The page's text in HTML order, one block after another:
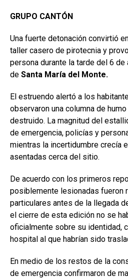
GRUPO CANTÓN
Una fuerte detonación convirtió
taller casero de pirotecnia y
persona durante la tarde del 6
de Santa María del Monte.
El estruendo alertó a los
observaron una columna de
destruido. La magnitud del
de emergencia, policías y
mientras la incertidumbre crecía
asentadas cerca del sitio.
De acuerdo con los primeros
posiblemente lesionadas fueron
particulares antes de la llegada
el cierre de esta edición no se
oficialmente sobre su identidad,
hospital al que habrían sido
En medio de los restos de la
de emergencia confirmaron de